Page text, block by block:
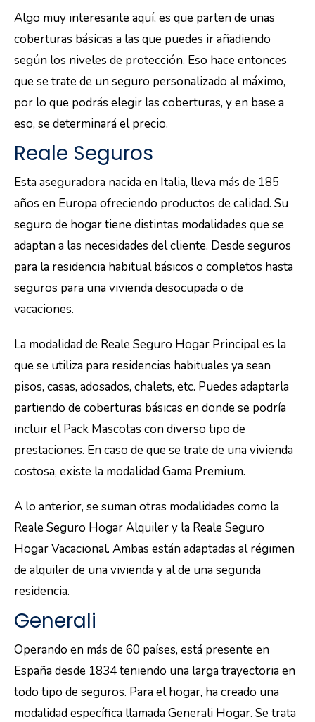
Algo muy interesante aquí, es que parten de unas
coberturas básicas a las que puedes ir añadiendo
según los niveles de protección. Eso hace entonces
que se trate de un seguro personalizado al máximo,
por lo que podrás elegir las coberturas, y en base a
eso, se determinará el precio.
Reale Seguros
Esta aseguradora nacida en Italia, lleva más de 185
años en Europa ofreciendo productos de calidad. Su
seguro de hogar tiene distintas modalidades que se
adaptan a las necesidades del cliente. Desde seguros
para la residencia habitual básicos o completos hasta
seguros para una vivienda desocupada o de
vacaciones.
La modalidad de Reale Seguro Hogar Principal es la
que se utiliza para residencias habituales ya sean
pisos, casas, adosados, chalets, etc. Puedes adaptarla
partiendo de coberturas básicas en donde se podría
incluir el Pack Mascotas con diverso tipo de
prestaciones. En caso de que se trate de una vivienda
costosa, existe la modalidad Gama Premium.
A lo anterior, se suman otras modalidades como la
Reale Seguro Hogar Alquiler y la Reale Seguro
Hogar Vacacional. Ambas están adaptadas al régimen
de alquiler de una vivienda y al de una segunda
residencia.
Generali
Operando en más de 60 países, está presente en
España desde 1834 teniendo una larga trayectoria en
todo tipo de seguros. Para el hogar, ha creado una
modalidad específica llamada Generali Hogar. Se trata